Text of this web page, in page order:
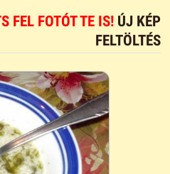
FEL FOTÓT TE IS! ÚJ KÉP
FELTÖLTÉS